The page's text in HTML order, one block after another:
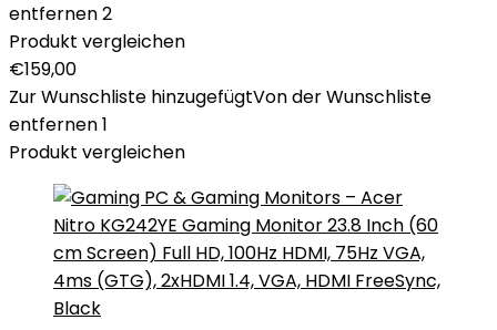
entfernen2
Produkt vergleichen
€159,00
Zur Wunschliste hinzugefügtVon der Wunschliste
entfernen1
Produkt vergleichen